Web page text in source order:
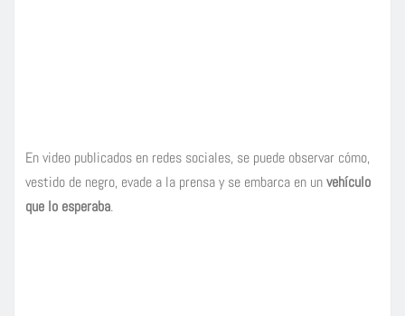
En video publicados en redes sociales, se puede observar cómo,
vestido de negro, evade a la prensa y se embarca en unvehículo
que lo esperaba.